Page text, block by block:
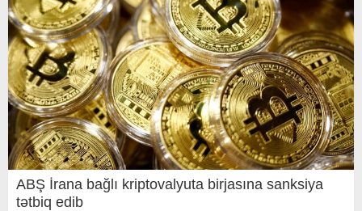
ABŞ İrana bağlı kriptovalyuta birjasına sanksiya
tətbiq edib